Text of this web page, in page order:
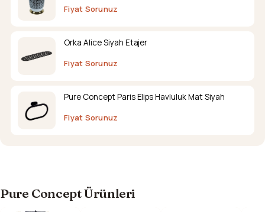
Fiyat Sorunuz
Orka Alice Siyah Etajer
Fiyat Sorunuz
Pure Concept Paris Elips Havluluk Mat Siyah
Fiyat Sorunuz
Pure Concept Ürünleri